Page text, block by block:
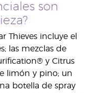
son
Thieves incluye el
las mezclas de
y Citrus
limón y pino; un
botella de spray